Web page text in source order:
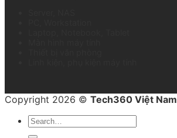
Copyright 2026 © Tech360 Việt Nam